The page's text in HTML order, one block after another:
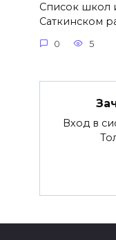
Список школ
Саткинском
0 5
Вход в